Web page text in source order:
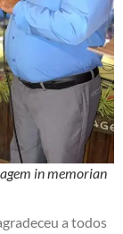
in memorian
a todos